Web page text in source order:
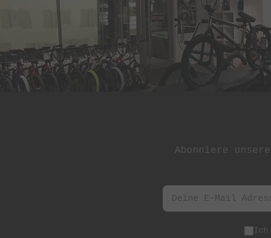
Suelo
Superstar
Terrible One
Abonniere
Ich